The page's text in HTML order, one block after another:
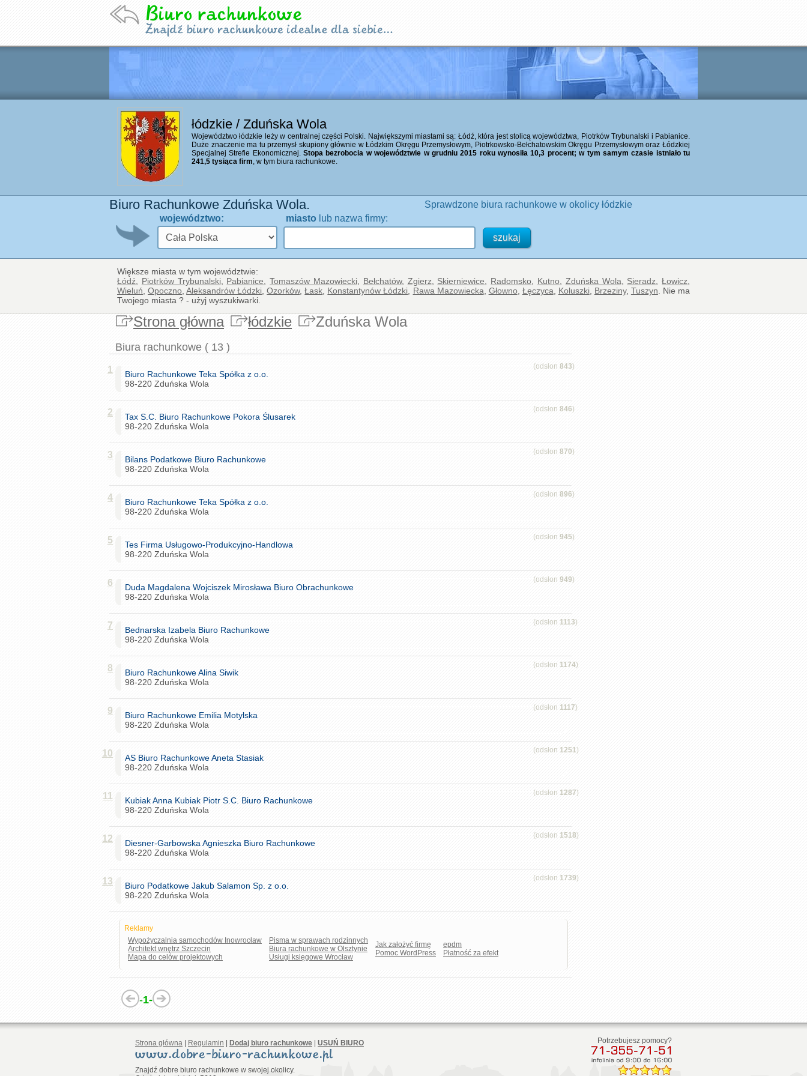
łódzkie / Zduńska Wola
Województwo łódzkie leży w centralnej części Polski. Największymi miastami są: Łódź, która jest stolicą województwa, Piotrków Trybunalski i Pabianice.
Duże znaczenie ma tu przemysł skupiony głównie w Łódzkim Okręgu Przemysłowym, Piotrkowsko-Bełchatowskim Okręgu Przemysłowym oraz Łódzkiej
Specjalnej Strefie Ekonomicznej.Stopa bezrobocia w województwie w grudniu 2015 roku wynosiła 10,3 procent; w tym samym czasie istniało tu
241,5 tysiąca firm, w tym biura rachunkowe.
Biuro Rachunkowe Zduńska Wola.
Sprawdzone biura rachunkowe w okolicy łódzkie
województwo:
miasto lub nazwa firmy:
Większe miasta w tym województwie:
Łódź
Piotrków Trybunalski, Pabianice ,Tomaszów Mazowiecki, Bełchatów, Zgierz Skierniewice Radomsko Kutno Zduńska Wola Sieradz ,Łowicz
Wieluń ,Opoczno ,Aleksandrów Łódzki ,Ozorków,Łask Konstantynów Łódzki Rawa Mazowiecka Głowno Łęczyca Koluszki, Brzeziny, Tuszyn . Nie ma
Twojego miasta ? - użyj wyszukiwarki.
Strona główna łódzkie Zduńska Wola
Biura rachunkowe ( 13 )
(odsłon 843)
1
Biuro Rachunkowe Teka Spółka z o.o.
98-220 Zduńska Wola
(odsłon 846)
2
Tax S.C. Biuro Rachunkowe Pokora Ślusarek
98-220 Zduńska Wola
(odsłon 870)
3
Bilans Podatkowe Biuro Rachunkowe
98-220 Zduńska Wola
(odsłon 896)
4
Biuro Rachunkowe Teka Spółka z o.o.
98-220 Zduńska Wola
(odsłon 945)
5
Tes Firma Usługowo-Produkcyjno-Handlowa
98-220 Zduńska Wola
(odsłon 949)
6
Duda Magdalena Wojciszek Mirosława Biuro Obrachunkowe
98-220 Zduńska Wola
(odsłon 1113)
7
Bednarska Izabela Biuro Rachunkowe
98-220 Zduńska Wola
(odsłon 1174)
8
Biuro Rachunkowe Alina Siwik
98-220 Zduńska Wola
(odsłon 1117)
9
Biuro Rachunkowe Emilia Motylska
98-220 Zduńska Wola
(odsłon 1251)
10
AS Biuro Rachunkowe Aneta Stasiak
98-220 Zduńska Wola
(odsłon 1287)
11
Kubiak Anna Kubiak Piotr S.C. Biuro Rachunkowe
98-220 Zduńska Wola
(odsłon 1518)
12
Diesner-Garbowska Agnieszka Biuro Rachunkowe
98-220 Zduńska Wola
(odsłon 1739)
13
Biuro Podatkowe Jakub Salamon Sp. z o.o.
98-220 Zduńska Wola
Reklamy
Wypożyczalnia samochodów Inowrocław
Architekt wnętrz Szczecin
Mapa do celów projektowych
Pisma w sprawach rodzinnych
Biura rachunkowe w Olsztynie
Usługi księgowe Wrocław
Jak założyć firmę
Pomoc WordPress
epdm
Płatność za efekt
-1-
Strona główna Regulamin Dodaj biuro rachunkowe USUŃ BIURO
Znajdź dobre biuro rachunkowe w swojej okolicy.
Potrzebujesz pomocy?